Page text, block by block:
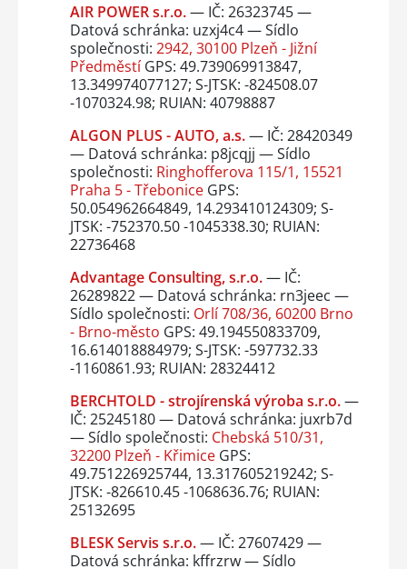
AIR POWER s.r.o.— IČ: 26323745 —
Datová schránka: uzxj4c4 — Sídlo
společnosti: 2942, 30100 Plzeň - Jižní
PředměstíGPS: 49.739069913847,
13.349974077127; S-JTSK: -824508.07
-1070324.98; RUIAN: 40798887
ALGON PLUS - AUTO, a.s.— IČ: 28420349
— Datová schránka: p8jcqjj — Sídlo
společnosti: Ringhofferova 115/1, 15521
Praha 5 - TřeboniceGPS:
50.054962664849, 14.293410124309; S-
JTSK: -752370.50 -1045338.30; RUIAN:
22736468
Advantage Consulting, s.r.o.— IČ:
26289822 — Datová schránka: rn3jeec —
Sídlo společnosti: Orlí 708/36, 60200 Brno
- Brno-město GPS: 49.194550833709,
16.614018884979; S-JTSK: -597732.33
-1160861.93; RUIAN: 28324412
BERCHTOLD - strojírenská výroba s.r.o.—
IČ: 25245180 — Datová schránka: juxrb7d
— Sídlo společnosti: Chebská 510/31,
32200 Plzeň - KřimiceGPS:
49.751226925744, 13.317605219242; S-
JTSK: -826610.45 -1068636.76; RUIAN:
25132695
BLESK Servis s.r.o.— IČ: 27607429 —
Datová schránka: kffrzrw — Sídlo